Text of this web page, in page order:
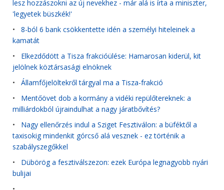
lesz hozzászokni az új nevekhez - már alá is írta a miniszter,
'legyetek büszkék!'
• 8-ból 6 bank csökkentette idén a személyi hiteleinek a
kamatát
• Elkezdődött a Tisza frakcióülése: Hamarosan kiderül, kit
jelölnek köztársasági elnöknek
• Államfőjelöltekről tárgyal ma a Tisza-frakció
• Mentőövet dob a kormány a vidéki repülőtereknek: a
milliárdokból újraindulhat a nagy járatbővítés?
• Nagy ellenőrzés indul a Sziget Fesztiválon: a büféktől a
taxisokig mindenkit górcső alá vesznek - ez történik a
szabályszegőkkel
• Dübörög a fesztiválszezon: ezek Európa legnagyobb nyári
bulijai